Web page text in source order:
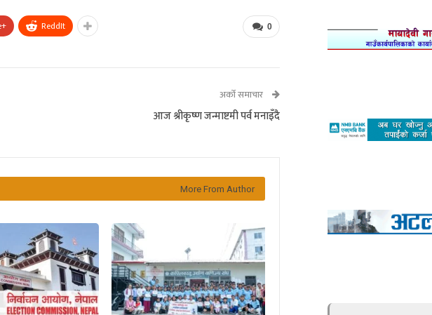
0
ReddIt
अर्को समाचार
आज श्रीकृष्ण जन्माष्टमी पर्व मनाइँदै
More From Author